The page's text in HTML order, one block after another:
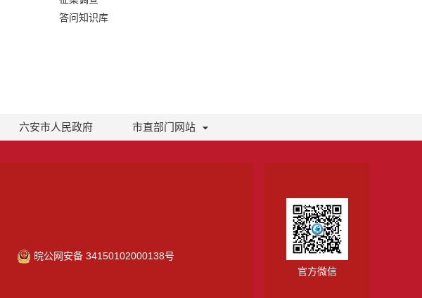
答问知识库
六安市人民政府 市直部门网站
皖公网安备 34150102000138号
官方微信